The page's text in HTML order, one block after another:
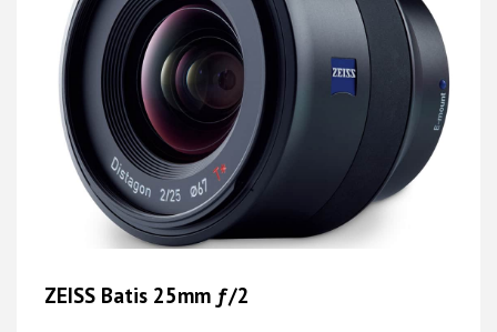
ZEISS Batis 25mm ƒ/2